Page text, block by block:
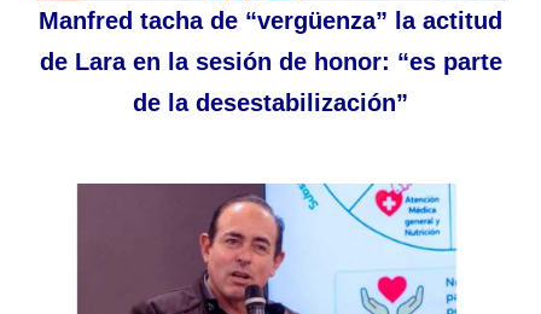
Manfred tacha de “vergüenza” la actitud
de Lara en la sesión de honor: “es parte
de la desestabilización”